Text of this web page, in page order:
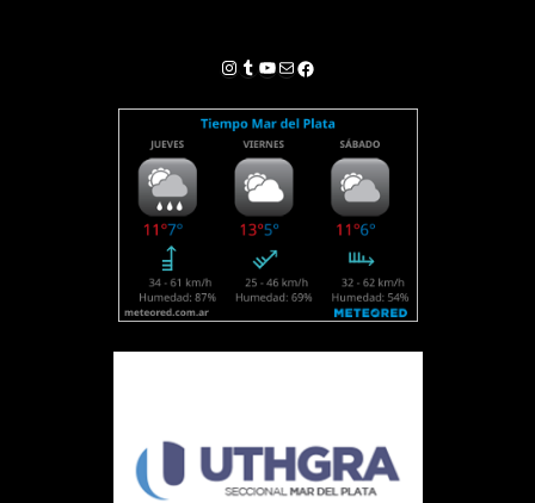
Instagram
Tumblr
YouTube
Correo electrónico
Facebook